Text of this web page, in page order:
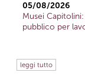
05/08/2026
Musei
pubblico per
leggi tutto